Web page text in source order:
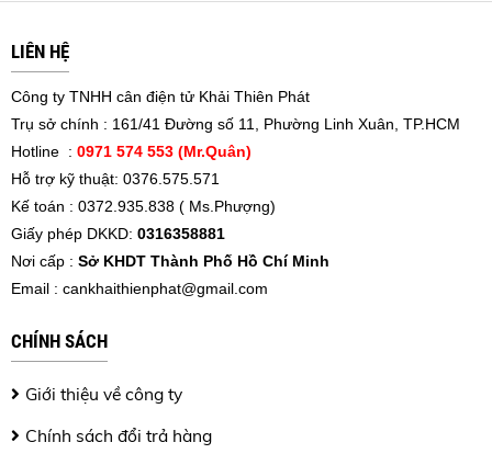
LIÊN HỆ
Công ty TNHH cân điện tử Khải Thiên Phát
Trụ sở chính : 161/41 Đường số 11, Phường Linh Xuân, TP.HCM
Hotline : 0971 574 553 (Mr.Quân)
Hỗ trợ kỹ thuật: 0376.575.571
Kế toán : 0372.935.838 ( Ms.Phượng)
Giấy phép DKKD: 0316358881
Nơi cấp : Sở KHDT Thành Phố Hồ Chí Minh
Email : cankhaithienphat@gmail.com
CHÍNH SÁCH
Giới thiệu về công ty
Chính sách đổi trả hàng